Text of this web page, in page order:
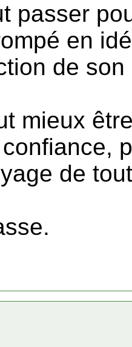
passer
en
de
mieux
de